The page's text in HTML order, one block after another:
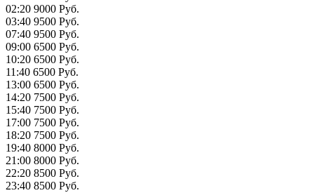
02:20 9000 Руб.
03:40 9500 Руб.
07:40 9500 Руб.
09:00 6500 Руб.
10:20 6500 Руб.
11:40 6500 Руб.
13:00 6500 Руб.
14:20 7500 Руб.
15:40 7500 Руб.
17:00 7500 Руб.
18:20 7500 Руб.
19:40 8000 Руб.
21:00 8000 Руб.
22:20 8500 Руб.
23:40 8500 Руб.